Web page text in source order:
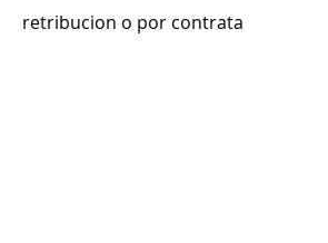
retribucion o por contrata